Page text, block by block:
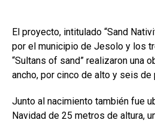
El proyecto, intitulado “Sand
por el municipio de Jesolo y los
“Sultans of sand” realizaron una
ancho, por cinco de alto y seis de
Junto al nacimiento también fue
Navidad de 25 metros de altura,